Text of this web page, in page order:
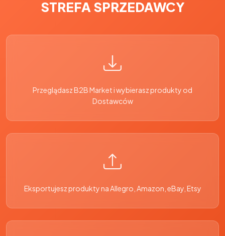
STREFA SPRZEDAWCY
Przeglądasz B2B Market i wybierasz produkty od
Dostawców
Eksportujesz produkty na Allegro, Amazon, eBay, Etsy